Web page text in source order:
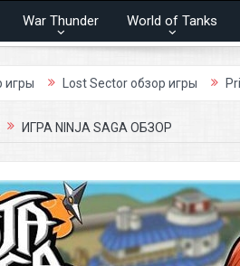
War Thunder World of Tanks
Lost Sector обзор игры Prime World
ИГРА NINJA SAGA ОБЗОР